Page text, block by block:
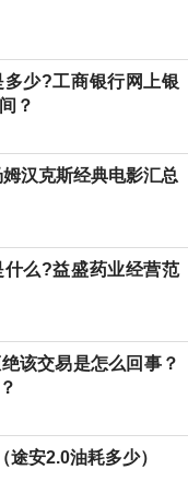
少?工商银行网上银
？
汉克斯经典电影汇总
么?益盛药业经营范
该交易是怎么回事？
安2.0油耗多少）